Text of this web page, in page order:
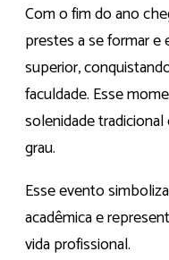
Com o fim do ano
prestes a se formar e
superior,
faculdade. Esse
solenidade
grau.
Esse evento
acadêmica e
vida profissional.